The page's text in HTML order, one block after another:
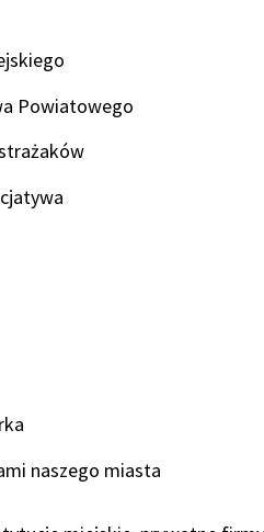
Powiatowego
naszego miasta